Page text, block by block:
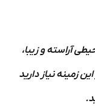
آراسته و زیبا،
زمینه نیاز دارید